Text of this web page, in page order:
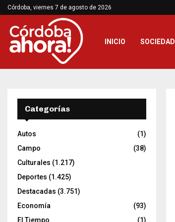
Córdoba, viernes 7 de agosto de 2026
INICIO SOCIEDAD
Categorías
Autos
(1)
Campo
(38)
Culturales (1.217)
Deportes (1.425)
Destacadas (3.751)
Economía
(93)
El Tiempo
(1)